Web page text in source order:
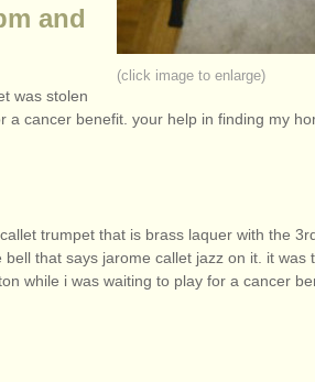
(click image to enlarge)
and
was stolen
a cancer benefit. your help in finding my
trumpet that is brass laquer with the
that says jarome callet jazz on it. it was
while i was waiting to play for a cancer